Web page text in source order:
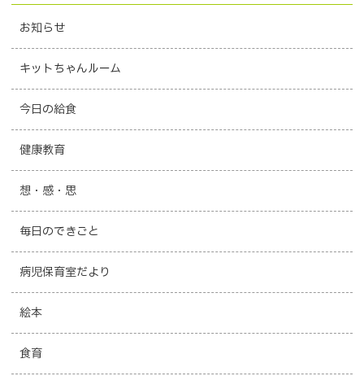
お知らせ
キットちゃんルーム
今日の給食
健康教育
想・感・思
毎日のできごと
病児保育室だより
絵本
食育